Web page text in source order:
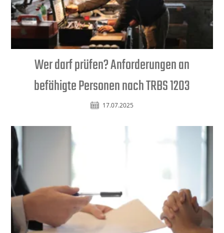
Wer darf prüfen? Anforderungen an
befähigte Personen nach TRBS 1203
17.07.2025